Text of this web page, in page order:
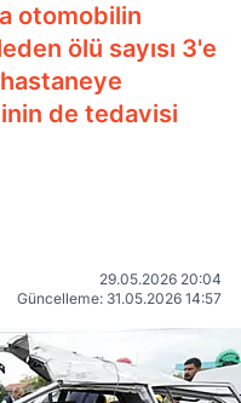
otomobilin
ölü sayısı 3'e
de tedavisi
29.05.2026 20:04
Güncelleme: 31.05.2026 14:57